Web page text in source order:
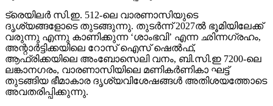
ട്രെയിലര്‍ സി.ഇ. 512-ലെ വാരണാസിയുടെ
ദൃശ്യങ്ങളോടെ തുടങ്ങുന്നു. തുടര്‍ന്ന് 2027ല്‍ ഭൂമിയിലേക്ക്
വരുന്നു എന്നു കാണിക്കുന്ന ‘ശാംഭവി’ എന്ന ഛിന്നഗ്രഹം,
അന്റാര്‍ട്ടിക്കയിലെ റോസ് ഐസ് ഷെല്‍ഫ്,
ആഫ്രിക്കയിലെ അംബോസെലി വനം, ബി.സി.ഇ 7200-ലെ
ലങ്കാനഗരം, വാരണാസിയിലെ മണികര്‍ണികാ ഘട്ട്
തുടങ്ങിയ ഭീമാകാര ദൃശ്യവിശേഷങ്ങള്‍ അതിശയത്തോടെ
അവതരിപ്പിക്കുന്നു.